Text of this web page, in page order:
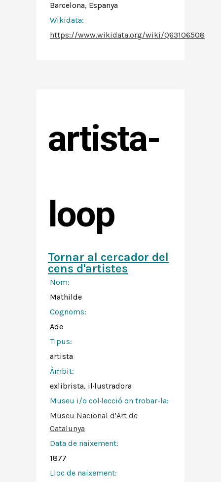
Barcelona, Espanya
Wikidata:
https://www.wikidata.org/wiki/Q63106508
artista-
loop
Tornar al cercador del
cens d'artistes
Nom:
Mathilde
Cognoms:
Ade
Tipus:
artista
Àmbit:
exlibrista, il·lustradora
Museu i/o col·lecció on trobar-la:
Museu Nacional d'Art de
Catalunya
Data de naixement:
1877
Lloc de naixement: